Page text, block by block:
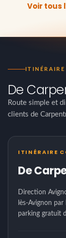
Voir tous
De
Route simple et
clients de
ITINÉRAIRE
De
Direction
lès-Avignon
parking gratuit